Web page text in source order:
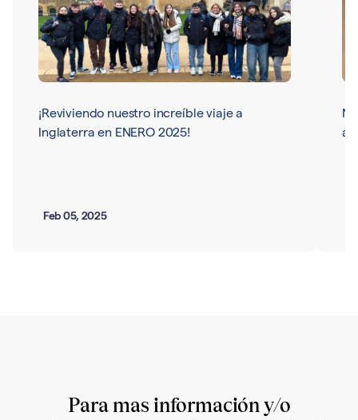
¡Reviviendo nuestro increíble viaje a
Inglaterra en ENERO 2025!
Feb 05, 2025
Para mas información y/o